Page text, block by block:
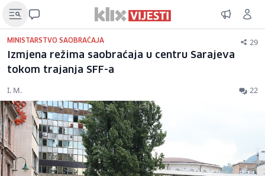
MINISTARSTVO SAOBRAĆAJA 29
Izmjena režima saobraćaja u centru Sarajeva
tokom trajanja SFF-a
I. M. 22